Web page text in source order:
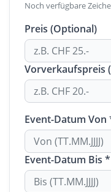
Noch verfügbare
Preis (Optional)
Vorverkaufspreis
Event-Datum Von
Event-Datum Bis *